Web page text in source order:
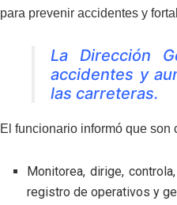
para prevenir accidentes y
La Dirección
accidentes y
las carreteras.
El funcionario informó que
Monitorea, dirige,
registro de operativos y